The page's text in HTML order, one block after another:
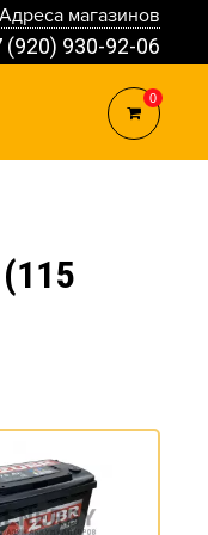
Адреса магазинов
(920) 930-92-06
0